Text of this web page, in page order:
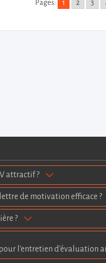
Pages: 1 2 3
attractif ?
de motivation efficace ?
?
l'entretien d'évaluation